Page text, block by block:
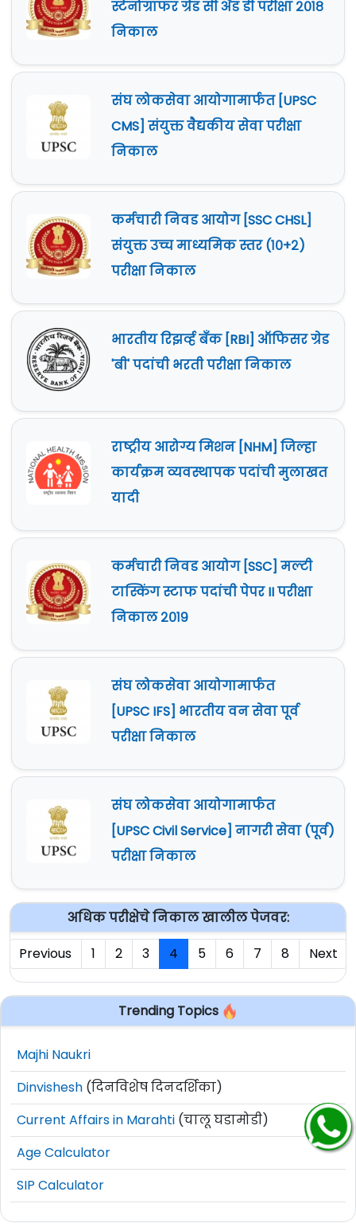
स्टेनोग्राफर ग्रेड सी अँड डी परीक्षा २०१८
निकाल
संघ लोकसेवा आयोगामार्फत [UPSC
CMS] संयुक्त वैद्यकीय सेवा परीक्षा
निकाल
कर्मचारी निवड आयोग [SSC CHSL]
संयुक्त उच्च माध्यमिक स्तर (१०+२)
परीक्षा निकाल
भारतीय रिझर्व्ह बँक [RBI] ऑफिसर ग्रेड
'बी' पदांची भरती परीक्षा निकाल
राष्ट्रीय आरोग्य मिशन [NHM] जिल्हा
कार्यक्रम व्यवस्थापक पदांची मुलाखत
यादी
कर्मचारी निवड आयोग [SSC] मल्टी
टास्किंग स्टाफ पदांची पेपर II परीक्षा
निकाल २०१९
संघ लोकसेवा आयोगामार्फत
[UPSC IFS] भारतीय वन सेवा पूर्व
परीक्षा निकाल
संघ लोकसेवा आयोगामार्फत
[UPSC Civil Service] नागरी सेवा (पूर्व)
परीक्षा निकाल
अधिक परीक्षेचे निकाल खालील पेजवर:
Previous
1 2 3 4 5 6 7 8 Next
Trending Topics
Majhi Naukri
Dinvishesh (दिनविशेष दिनदर्शिका)
Current Affairs in Marahti (चालू घडामोडी)
Age Calculator
SIP Calculator